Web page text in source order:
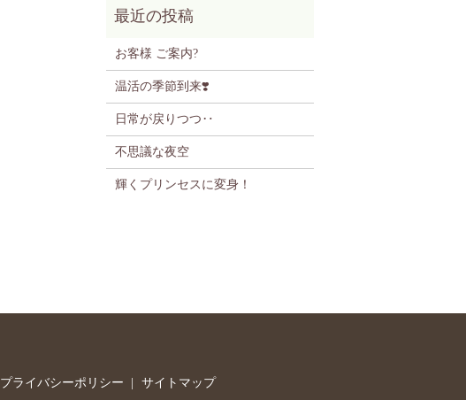
お客様 ご案内?
温活の季節到来❣️
日常が戻りつつ‥
不思議な夜空
輝くプリンセスに変身！
プライバシーポリシー サイトマップ